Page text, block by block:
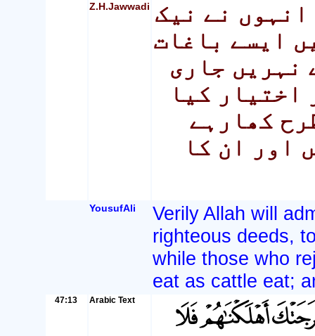
Z.H.Jawwadi انہوں نے نیک
ایسے باغات
نہریں جاری
اختیار کیا
کھارہے
اور ان کا
YousufAli
Verily Allah will
righteous deeds,
while those who
eat as cattle eat;
47:13 Arabic Text